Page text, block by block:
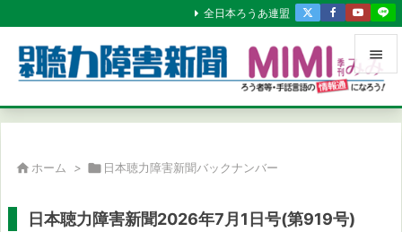


メニュ
全日本ろうあ連盟
 ホーム >  日本聴力障害新聞バックナンバー
日本聴力障害新聞2026年7月1日号(第919号)